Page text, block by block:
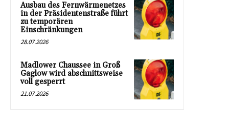
Ausbau des Fernwärmenetzes
in der Präsidentenstraße führt
zu temporären
Einschränkungen
28.07.2026
Madlower Chaussee in Groß
Gaglow wird abschnittsweise
voll gesperrt
21.07.2026